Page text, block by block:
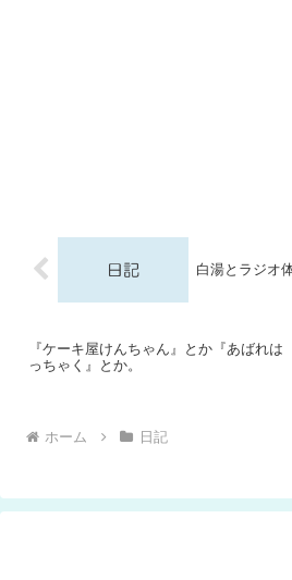
白湯とラジオ体
『ケーキ屋けんちゃん』とか『あばれは
っちゃく』とか。
ホーム 日記